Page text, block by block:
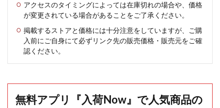
アクセスのタイミングによっては在庫切れの場合や、価格
が変更されている場合があることをご了承ください。
掲載するストアと価格には十分注意をしていますが、ご購
入前にご自身にて必ずリンク先の販売価格・販売元をご確
認ください。
無料アプリ『入荷Now』で人気商品の